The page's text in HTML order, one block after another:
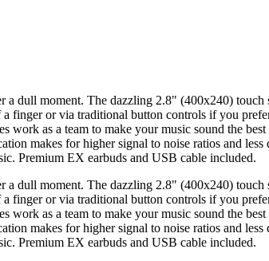
a dull moment. The dazzling 2.8" (400x240)
finger or via traditional button controls if you
as a team to make your music sound the
makes for higher signal to noise ratios and
Premium EX earbuds and USB cable included.
a dull moment. The dazzling 2.8" (400x240)
finger or via traditional button controls if you
as a team to make your music sound the
makes for higher signal to noise ratios and
Premium EX earbuds and USB cable included.